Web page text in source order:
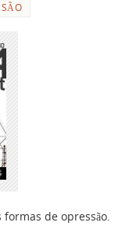
de opressão.